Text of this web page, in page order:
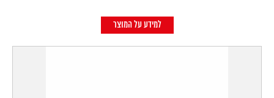
למידע על המוצר